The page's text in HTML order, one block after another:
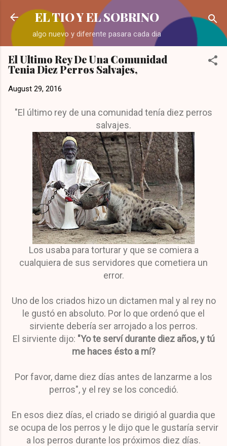
Skip to main content
EL TIO Y EL SOBRINO
algo nuevo y diferente pasara cada dia
El Ultimo Rey De Una Comunidad
Tenia Diez Perros Salvajes,
August 29, 2016
"El último rey de una comunidad tenía diez perros
salvajes.
Los usaba para torturar y que se comiera a
cualquiera de sus servidores que cometiera un
error.
Uno de los criados hizo un dictamen mal y al rey no
le gustó en absoluto. Por lo que ordenó que el
sirviente debería ser arrojado a los perros.
El sirviente dijo: "Yo te serví durante diez años, y tú
me haces ésto a mí?
Por favor, dame diez días antes de lanzarme a los
perros", y el rey se los concedió.
En esos diez días, el criado se dirigió al guardia que
se ocupa de los perros y le dijo que le gustaría servir
a los perros durante los próximos diez días.